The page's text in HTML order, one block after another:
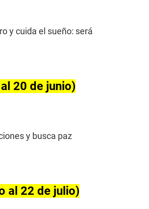
y cuida el sueño: será
20 de junio)
y busca paz
al 22 de julio)